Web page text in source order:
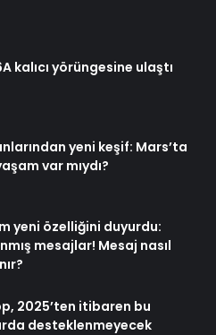
kalıcı yörüngesine ulaştı
yeni keşif: Mars’ta
var mıydı?
yeni özelliğini duyurdu:
mesajlar! Mesaj nasıl
2025’ten itibaren bu
desteklenmeyecek